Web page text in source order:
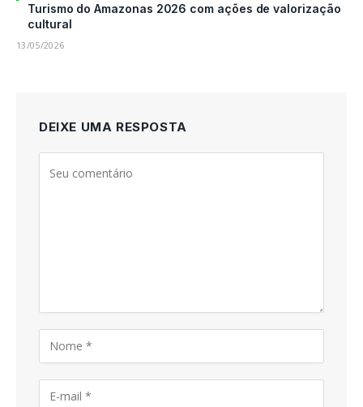
Turismo do Amazonas 2026 com ações de valorização
cultural
13/05/2026
DEIXE UMA RESPOSTA